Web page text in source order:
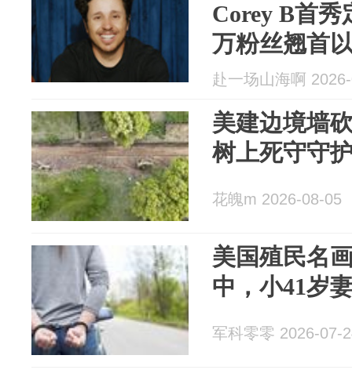
Corey B首秀
万粉丝翘首
赴一场山海啊
美建边境墙
树上死守守
花魄m 2026-08-05
美国殖民名
中，小41岁
军科零零 2026-07-